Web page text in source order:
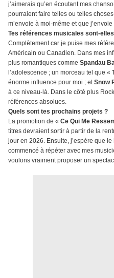
j’aimerais qu’en écoutant mes
pourraient faire telles ou telles
m’envoie à moi-même et que
Tes références musicales sont-
Complètement car je puise mes
Américain ou Canadien. Dans mes
plus romantiques comme Spandau
l’adolescence ; un morceau tel que «
énorme influence pour moi ; etSnow
à ce niveau-là. Dans le côté plus
références absolues.
Quels sont tes prochains projets ?
La promotion de « Ce Qui Me
titres devraient sortir à partir de la
jour en 2026. Ensuite, j’espère que
commencé à répéter avec mes
voulons vraiment proposer un